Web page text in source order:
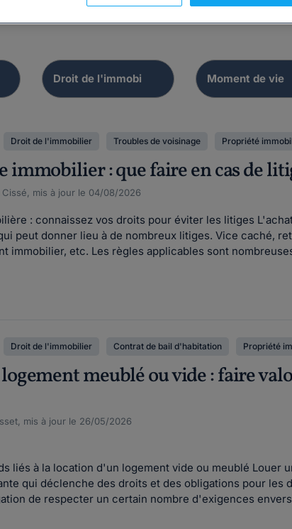
Droit de l'immobilier Troubles de voisinage Propriété
immobilier : que faire en cas de
Cissé, mis à jour le 04/08/2026
: connaissez vos droits pour éviter les litiges
peut donner lieu à de nombreux litiges. Vice caché,
immobilier, etc. Les règles applicables sont
Droit de l'immobilier Contrat de bail d'habitation Propriété
meublé ou vide : faire
mis à jour le 26/05/2026
liés à la location d'un logement vide ou meublé
qui déclenche des droits et des obligations pour
de respecter un certain nombre d'exigences